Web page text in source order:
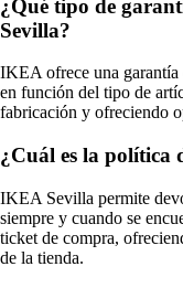
¿Qué tipo de
Sevilla?
IKEA ofrece una garantía
en función del tipo de
fabricación y ofreciendo
¿Cuál es la política
IKEA Sevilla permite
siempre y cuando se
ticket de compra,
de la tienda.